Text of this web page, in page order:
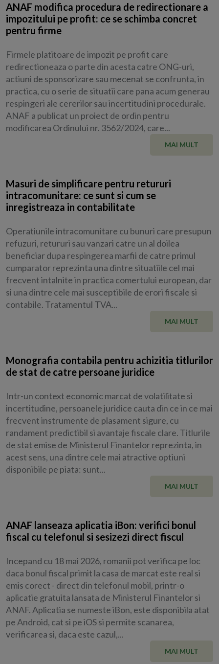
ANAF modifica procedura de redirectionare a
impozitului pe profit: ce se schimba concret
pentru firme
Firmele platitoare de impozit pe profit care
redirectioneaza o parte din acesta catre ONG-uri,
actiuni de sponsorizare sau mecenat se confrunta, in
practica, cu o serie de situatii care pana acum generau
respingeri ale cererilor sau incertitudini procedurale.
ANAF a publicat un proiect de ordin pentru
modificarea Ordinului nr. 3562/2024, care...
MAI MULT
Masuri de simplificare pentru retururi
intracomunitare: ce sunt si cum se
inregistreaza in contabilitate
Operatiunile intracomunitare cu bunuri care presupun
refuzuri, retururi sau vanzari catre un al doilea
beneficiar dupa respingerea marfii de catre primul
cumparator reprezinta una dintre situatiile cel mai
frecvent intalnite in practica comertului european, dar
si una dintre cele mai susceptibile de erori fiscale si
contabile. Tratamentul TVA...
MAI MULT
Monografia contabila pentru achizitia titlurilor
de stat de catre persoane juridice
Intr-un context economic marcat de volatilitate si
incertitudine, persoanele juridice cauta din ce in ce mai
frecvent instrumente de plasament sigure, cu
randament predictibil si avantaje fiscale clare. Titlurile
de stat emise de Ministerul Finantelor reprezinta, in
acest sens, una dintre cele mai atractive optiuni
disponibile pe piata: sunt...
MAI MULT
ANAF lanseaza aplicatia iBon: verifici bonul
fiscal cu telefonul si sesizezi direct fiscul
Incepand cu 18 mai 2026, romanii pot verifica pe loc
daca bonul fiscal primit la casa de marcat este real si
emis corect - direct din telefonul mobil, printr-o
aplicatie gratuita lansata de Ministerul Finantelor si
ANAF. Aplicatia se numeste iBon, este disponibila atat
pe Android, cat si pe iOS si permite scanarea,
verificarea si, daca este cazul,...
MAI MULT